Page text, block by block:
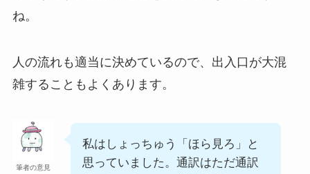
ね。
人の流れも適当に決めているので、出入口が大混
雑することもよくあります。
筆者の意見
私はしょっちゅう「ほら見ろ」と
思っていました。通訳はただ通訳